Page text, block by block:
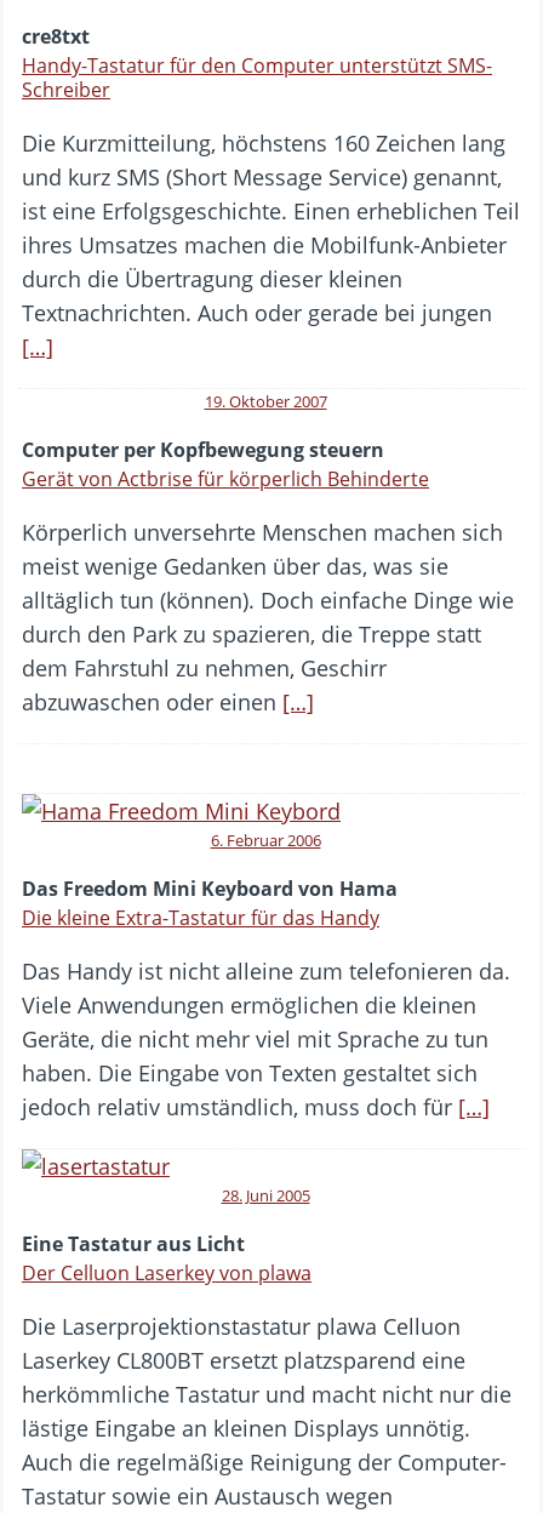
cre8txt
Handy-Tastatur für den Computer unterstützt SMS-
Schreiber
Die Kurzmitteilung, höchstens 160 Zeichen lang
und kurz SMS (Short Message Service) genannt,
ist eine Erfolgsgeschichte. Einen erheblichen Teil
ihres Umsatzes machen die Mobilfunk-Anbieter
durch die Übertragung dieser kleinen
Textnachrichten. Auch oder gerade bei jungen
[…]
19. Oktober 2007
Computer per Kopfbewegung steuern
Gerät von Actbrise für körperlich Behinderte
Körperlich unversehrte Menschen machen sich
meist wenige Gedanken über das, was sie
alltäglich tun (können). Doch einfache Dinge wie
durch den Park zu spazieren, die Treppe statt
dem Fahrstuhl zu nehmen, Geschirr
abzuwaschen oder einen […]
6. Februar 2006
Das Freedom Mini Keyboard von Hama
Die kleine Extra-Tastatur für das Handy
Das Handy ist nicht alleine zum telefonieren da.
Viele Anwendungen ermöglichen die kleinen
Geräte, die nicht mehr viel mit Sprache zu tun
haben. Die Eingabe von Texten gestaltet sich
jedoch relativ umständlich, muss doch für […]
28. Juni 2005
Eine Tastatur aus Licht
Der Celluon Laserkey von plawa
Die Laserprojektionstastatur plawa Celluon
Laserkey CL800BT ersetzt platzsparend eine
herkömmliche Tastatur und macht nicht nur die
lästige Eingabe an kleinen Displays unnötig.
Auch die regelmäßige Reinigung der Computer-
Tastatur sowie ein Austausch wegen